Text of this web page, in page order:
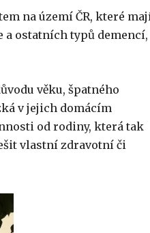
na území ČR, které
a ostatních typů demencí,
věku, špatného
v jejich domácím
od rodiny, která tak
vlastní zdravotní či